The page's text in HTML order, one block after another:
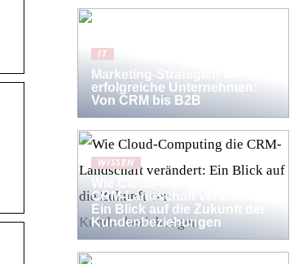
IT
Marketing-Strategien für
erfolgreiche Unternehmen:
Von CRM bis B2B
WISSEN
Wie Cloud-Computing die
CRM-Landschaft verändert:
Ein Blick auf die Zukunft der
Kundenbeziehungen